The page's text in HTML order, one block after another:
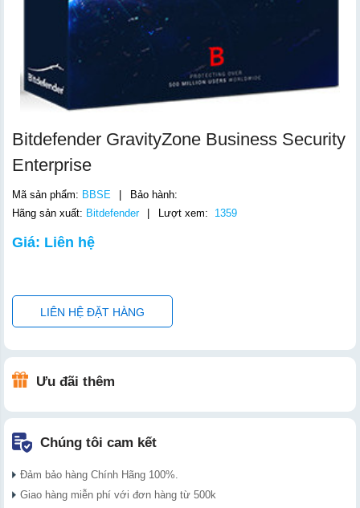
Bitdefender GravityZone Business Security
Enterprise
Mã sản phẩm: BBSE
Bảo hành:
Hãng sản xuất: Bitdefender Lượt xem: 1359
Giá: Liên hệ
LIÊN HỆ ĐẶT HÀNG
Ưu đãi thêm
Chúng tôi cam kết
Đảm bảo hàng Chính Hãng 100%.
Giao hàng miễn phí với đơn hàng từ 500k